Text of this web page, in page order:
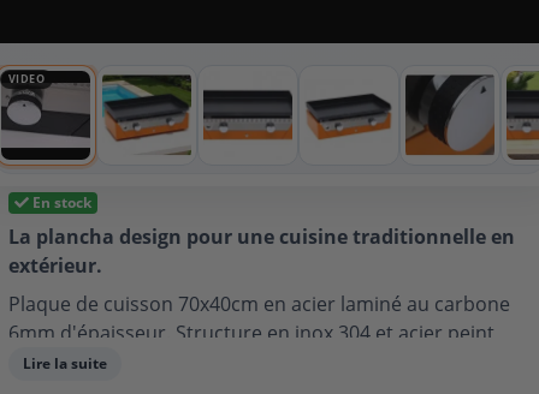
En stock
La plancha design pour une cuisine traditionnelle en
extérieur.
Plaque de cuisson 70x40cm en acier laminé au carbone
6mm d'épaisseur. Structure en inox 304 et acier peint
couleur ORANGE. 4 lignes de feu réparties sur
Lire la suite
VIDEO